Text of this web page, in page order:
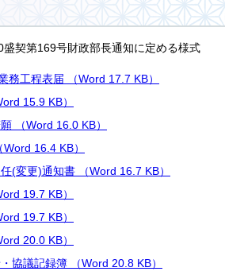
契第169号財政部長通知に定める様式
工程表届 （Word 17.7 KB）
15.9 KB）
（Word 16.0 KB）
16.4 KB）
(変更)通知書 （Word 16.7 KB）
19.7 KB）
19.7 KB）
20.0 KB）
協議記録簿 （Word 20.8 KB）